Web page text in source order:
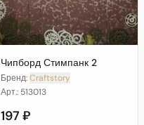
Чипборд Стимпанк 2
Бренд:Craftstory
Арт.: 513013
197 ₽